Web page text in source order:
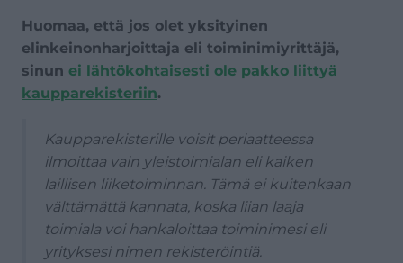
Huomaa, että jos olet yksityinen
elinkeinonharjoittaja eli toiminimiyrittäjä,
sinun ei lähtökohtaisesti ole pakko liittyä
kaupparekisteriin.
Kaupparekisterille voisit periaatteessa
ilmoittaa vain yleistoimialan eli kaiken
laillisen liiketoiminnan. Tämä ei kuitenkaan
välttämättä kannata, koska liian laaja
toimiala voi hankaloittaa toiminimesi eli
yrityksesi nimen rekisteröintiä.